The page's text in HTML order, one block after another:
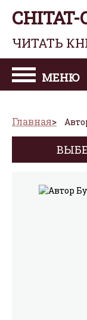
ЧИТАТЬ
МЕНЮ
Главная